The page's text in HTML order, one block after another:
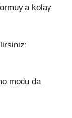
kolay
modu da